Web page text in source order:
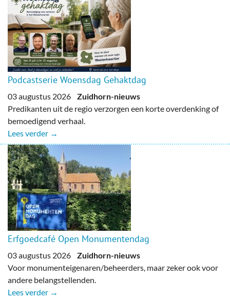
Podcastserie Woensdag Gehaktdag
03 augustus 2026 Zuidhorn-nieuws
Predikanten uit de regio verzorgen een korte overdenking of
bemoedigend verhaal.
Lees verder →
Erfgoedcafé Open Monumentendag
03 augustus 2026 Zuidhorn-nieuws
Voor monumenteigenaren/beheerders, maar zeker ook voor
andere belangstellenden.
Lees verder →